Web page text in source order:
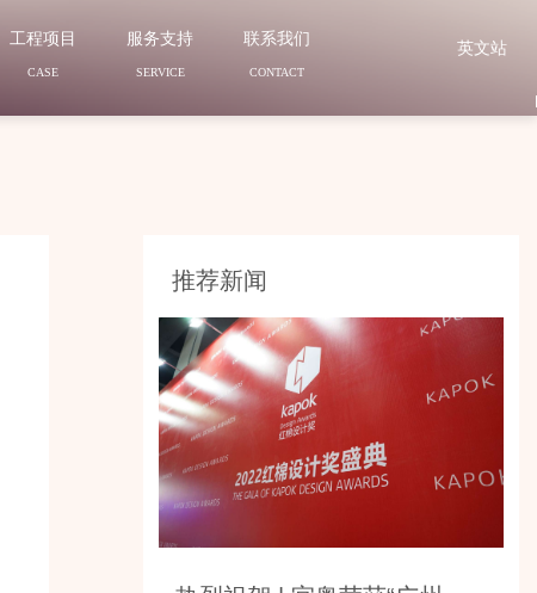
工程项目
CASE
服务支持
SERVICE
联系我们
CONTACT
英文站
推荐新闻